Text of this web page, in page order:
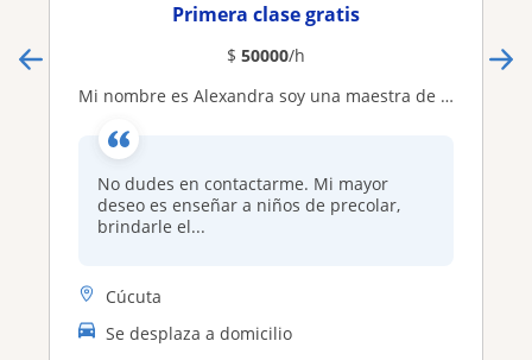
Primera clase gratis
$ 50000/h
Mi nombre es Alexandra soy una maestra de licenciada en pedagogia infantil que sueña con tener la oportunidad de enseñar a los pequeños sus primeras letras y trazos
No dudes en contactarme. Mi mayor
deseo es enseñar a niños de precolar,
brindarle el...
Cúcuta
Se desplaza a domicilio